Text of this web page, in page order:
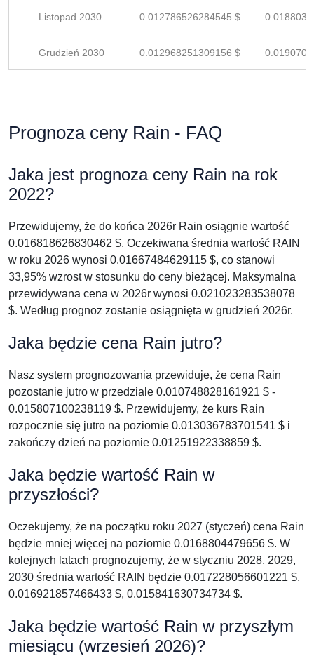
Listopad 2030 0.012786526284545 $
Grudzień 2030 0.012968251309156 $
Prognoza ceny Rain - FAQ
Jaka jest prognoza ceny Rain na rok
2022?
Przewidujemy, że do końca 2026r Rain osiągnie wartość
0.016818626830462 $. Oczekiwana średnia wartość RAIN
w roku 2026 wynosi 0.01667484629115 $, co stanowi
33,95% wzrost w stosunku do ceny bieżącej. Maksymalna
przewidywana cena w 2026r wynosi 0.021023283538078
$. Według prognoz zostanie osiągnięta w grudzień 2026r.
Jaka będzie cena Rain jutro?
Nasz system prognozowania przewiduje, że cena Rain
pozostanie jutro w przedziale 0.010748828161921 $ -
0.015807100238119 $. Przewidujemy, że kurs Rain
rozpocznie się jutro na poziomie 0.013036783701541 $ i
zakończy dzień na poziomie 0.01251922338859 $.
Jaka będzie wartość Rain w
przyszłości?
Oczekujemy, że na początku roku 2027 (styczeń) cena Rain
będzie mniej więcej na poziomie 0.0168804479656 $. W
kolejnych latach prognozujemy, że w styczniu 2028, 2029,
2030 średnia wartość RAIN będzie 0.017228056601221 $,
0.016921857466433 $, 0.015841630734734 $.
Jaka będzie wartość Rain w przyszłym
miesiącu (wrzesień 2026)?